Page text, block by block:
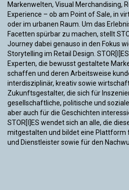
Markenwelten, Visual Merchandising,
Experience – ob am Point of Sale, in
oder im urbanen Raum. Um das
Facetten spürbar zu machen, stellt
Journey dabei genauso in den Fokus
Storytelling im Retail Design.
Experten, die bewusst gestaltete
schaffen und deren Arbeitsweise
interdisziplinär, kreativ sowie
Zukunftsgestalter, die sich für
gesellschaftliche, politische und
aber auch für die Geschichten
STOR[I]ES wendet sich an alle, die
mitgestalten und bildet eine Plattform
und Dienstleister sowie für den